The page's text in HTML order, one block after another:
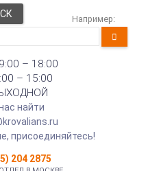
Например:
9:00 – 18:00
– 15:00
найти
присоединяйтесь!
204 2875